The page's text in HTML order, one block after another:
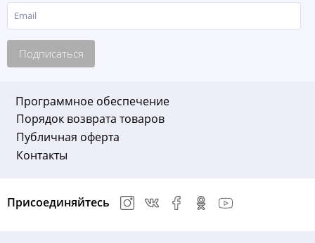
Подписаться
Программное обеспечение
Порядок возврата товаров
Публичная оферта
Контакты
Присоединяйтесь